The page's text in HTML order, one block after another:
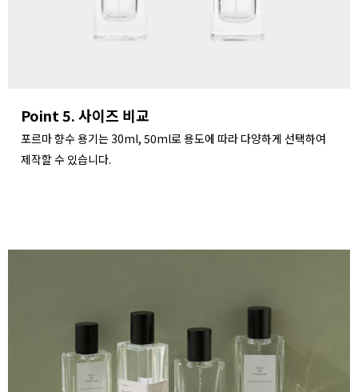
Point 5. 사이즈 비교
포르마 향수 용기는 30ml, 50ml로 용도에 따라 다양하게 선택하여
제작할 수 있습니다.